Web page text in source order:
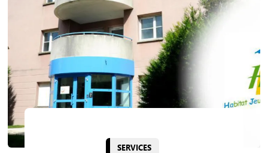
SERVICES